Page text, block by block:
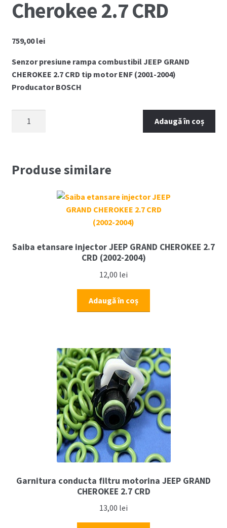
Cherokee 2.7 CRD
759,00lei
Senzor presiune rampa combustibil JEEP GRAND
CHEROKEE 2.7 CRD tip motor ENF (2001-2004)
Producator BOSCH
Jeep
Adaugă în coș
Produse similare
Saiba etansare injector JEEP GRAND CHEROKEE 2.7
CRD (2002-2004)
12,00 lei
Adaugă în coș
Garnitura conducta filtru motorina JEEP GRAND
CHEROKEE 2.7 CRD
13,00 lei